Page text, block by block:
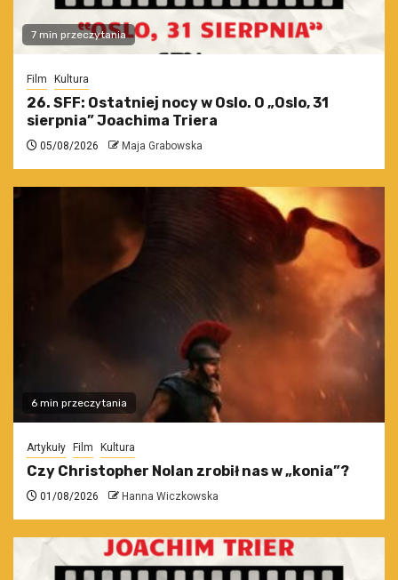
7 min przeczytania
Film Kultura
26. SFF: Ostatniej nocy w Oslo. O „Oslo, 31
sierpnia” Joachima Triera
05/08/2026 Maja Grabowska
6 min przeczytania
Artykuły Film Kultura
Czy Christopher Nolan zrobił nas w „konia”?
01/08/2026 Hanna Wiczkowska